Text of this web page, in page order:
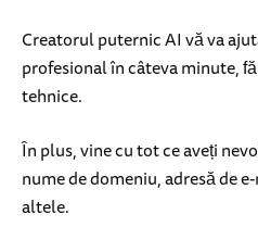
Creatorul puternic AI vă va
profesional în câteva minute,
tehnice.
În plus, vine cu tot ce aveți
nume de domeniu, adresă de
altele.